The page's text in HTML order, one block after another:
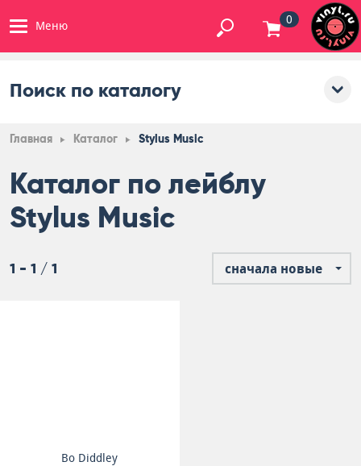
Меню 0
Поиск по каталогу
Главная Каталог Stylus Music
Каталог по лейблу
Stylus Music
1 - 1 / 1 сначала новые
Bo Diddley